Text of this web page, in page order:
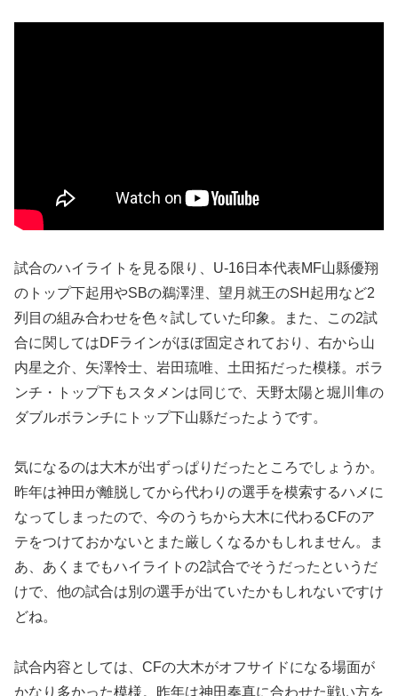
試合のハイライトを見る限り、U-16日本代表MF山縣優翔
のトップ下起用やSBの鵜澤浬、望月就王のSH起用など2
列目の組み合わせを色々試していた印象。また、この2試
合に関してはDFラインがほぼ固定されており、右から山
内星之介、矢澤怜士、岩田琉唯、土田拓だった模様。ボラ
ンチ・トップ下もスタメンは同じで、天野太陽と堀川隼の
ダブルボランチにトップ下山縣だったようです。
気になるのは大木が出ずっぱりだったところでしょうか。
昨年は神田が離脱してから代わりの選手を模索するハメに
なってしまったので、今のうちから大木に代わるCFのア
テをつけておかないとまた厳しくなるかもしれません。ま
あ、あくまでもハイライトの2試合でそうだったというだ
けで、他の試合は別の選手が出ていたかもしれないですけ
どね。
試合内容としては、CFの大木がオフサイドになる場面が
かなり多かった模様。昨年は神田奏真に合わせた戦い方を